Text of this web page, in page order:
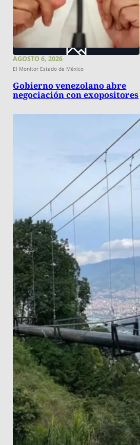
AGOSTO 6, 2026
El Monitor Estado de México
Gobierno venezolano abre
negociación con exopositores